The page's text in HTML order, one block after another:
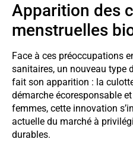
Apparition des
menstruelles
Face à ces préoccupations
sanitaires, un nouveau type
fait son apparition : la
démarche écoresponsable
femmes, cette innovation
actuelle du marché à
durables.